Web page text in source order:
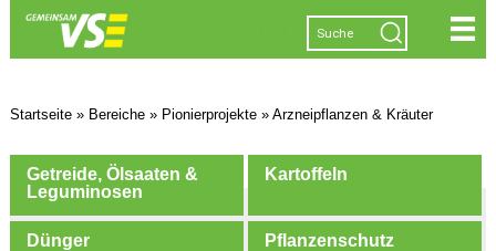
Startseite» Bereiche» Pionierprojekte» Arzneipflanzen & Kräuter
Getreide, Ölsaaten &
Leguminosen
Kartoffeln
Dünger Pflanzenschutz